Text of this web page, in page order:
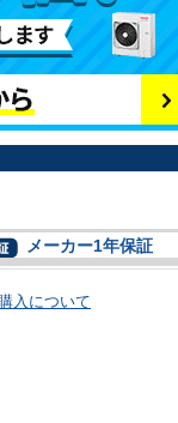
メーカー1年保証
入について